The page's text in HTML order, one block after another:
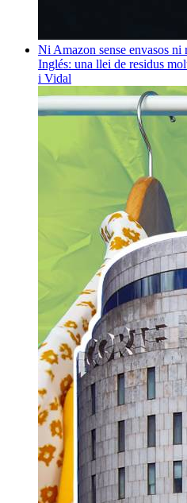
Ni Amazon sense envasos ni
Inglés: una llei de residus
i Vidal